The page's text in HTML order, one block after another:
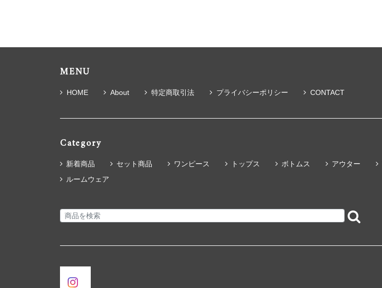
MENU
HOME About 特定商取引法 プライバシーポリシー CONTACT
Category
新着商品 セット商品 ワンピース トップス ボトムス アウター
ルームウェア